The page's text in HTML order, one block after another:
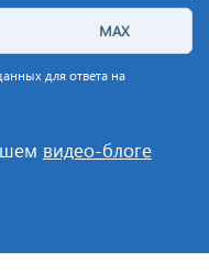
MAX
для ответа на
видео-блоге